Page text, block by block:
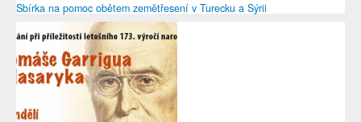
Sbírka na pomoc obětem zemětřesení v Turecku a Sýrii